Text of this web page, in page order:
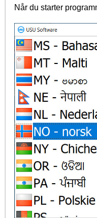
Når du starter